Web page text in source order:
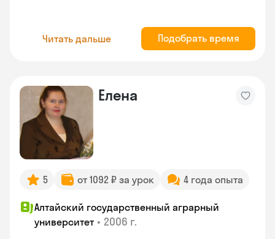
Читать дальше Подобрать время
Елена
5 от 1092 ₽ за урок 4 года опыта
Алтайский государственный аграрный
университет • 2006 г.